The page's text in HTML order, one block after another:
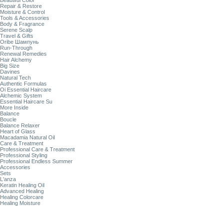
Repair & Restore
Moisture & Control
Tools & Accessories
Body & Fragrance
Serene Scalp
Travel & Gifts
Oribe Шампунь
Run-Through
Renewal Remedies
Hair Alchemy
Big Size
Davines
Natural Tech
Authentic Formulas
Oi Essential Haircare
Alchemic System
Essential Haircare Su
More Inside
Balance
Boucle
Balance Relaxer
Heart of Glass
Macadamia Natural Oil
Care & Treatment
Professional Care & Treatment
Professional Styling
Professional Endless Summer
Accessories
Sets
L'anza
Keratin Healing Oil
Advanced Healing
Healing Colorcare
Healing Moisture